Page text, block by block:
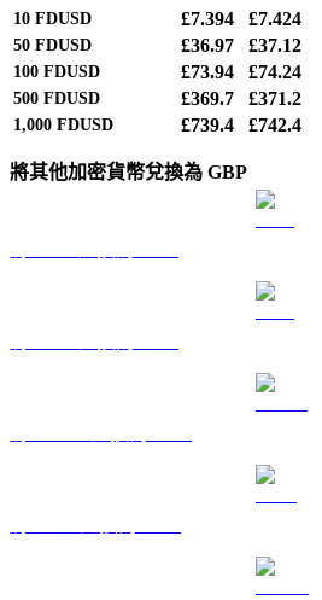
10 FDUSD £7.394 £7.424
50 FDUSD £36.97 £37.12
100 FDUSD £73.94 £74.24
500 FDUSD £369.7 £371.2
1,000 FDUSD £739.4 £742.4
將其他加密貨幣兌換為 GBP